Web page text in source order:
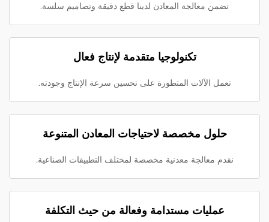
تضمن معالجة المعادن لدينا قطع دقيقة وتصاميم سلسة.
تكنولوجيا متقدمة لإنتاج فعال
تعمل الآلات المتطورة على تحسين سرعة الإنتاج وجودته.
حلول مخصصة لاحتياجات المعادن المتنوعة
نقدم معالجة معدنية مخصصة لمختلف التطبيقات الصناعية.
عمليات مستدامة وفعالة من حيث التكلفة